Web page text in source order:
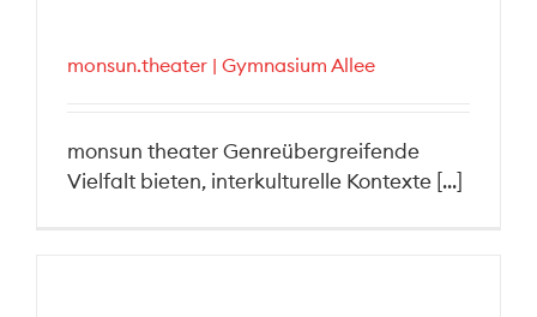
monsun.theater | Gymnasium Allee
monsun theater Genreübergreifende
Vielfalt bieten, interkulturelle Kontexte [...]